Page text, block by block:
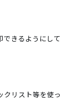
できるようにして
クリスト等を使っ